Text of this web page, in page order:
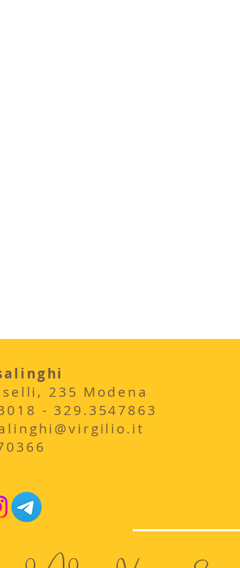
235 Modena
- 329.3547863